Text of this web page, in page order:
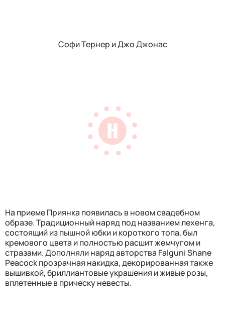
Софи Тернер и Джо Джонас
На приеме Приянка появилась в новом свадебном
образе. Традиционный наряд под названием лехенга,
состоящий из пышной юбки и короткого топа, был
кремового цвета и полностью расшит жемчугом и
стразами. Дополняли наряд авторства Falguni Shane
Peacock прозрачная накидка, декорированная также
вышивкой, бриллиантовые украшения и живые розы,
вплетенные в прическу невесты.